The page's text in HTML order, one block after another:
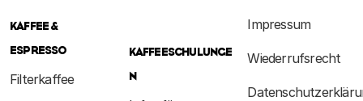
KAFFEE &
ESPRESSO
Filterkaffee
KAFFEESCHULUNGE
N
Impressum
Wiederrufsrecht